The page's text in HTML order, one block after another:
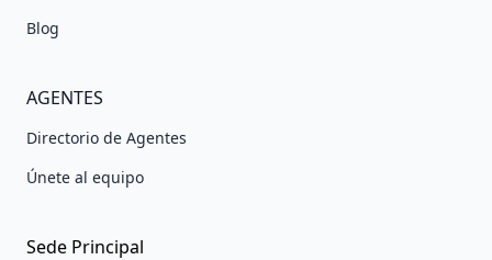
Blog
AGENTES
Directorio de Agentes
Únete al equipo
Sede Principal